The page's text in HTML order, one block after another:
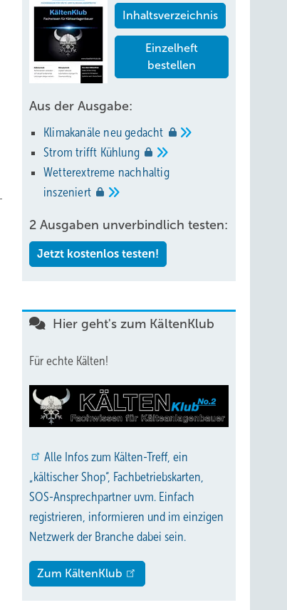
Inhaltsverzeichnis
Einzelheft
bestellen
Aus der Ausgabe:
Klimakanäle neugedacht
Strom trifft Kühlung
Wetterextreme nachhaltig
inszeniert
2 Ausgaben unverbindlich testen:
Jetzt kostenlos testen!
Hier geht's zum KältenKlub
Für echte Kälten!
Alle Infos zum Kälten-Treff, ein
„kältischer Shop“, Fachbetriebskarten,
SOS-Ansprechpartner uvm. Einfach
registrieren, informieren und im einzigen
Netzwerk der Branche dabei sein.
Zum KältenKlub